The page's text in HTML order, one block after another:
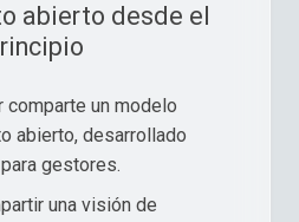
abierto desde el
comparte un modelo
abierto, desarrollado
gestores.
una visión de